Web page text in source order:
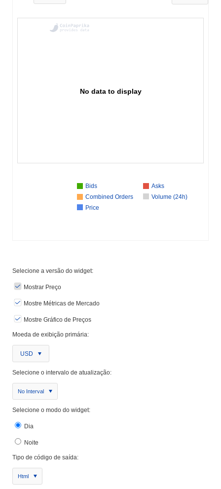
No data to display
Bids
Asks
Combined Orders
Volume (24h)
Price
Selecione a versão do widget:
Mostrar Preço
Mostre Métricas de Mercado
Mostre Gráfico de Preços
Moeda de exibição primária:
USD
Selecione o intervalo de atualização:
No Interval
Selecione o modo do widget:
Dia
Noite
Tipo de código de saída:
Html